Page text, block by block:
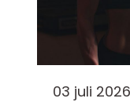
03 juli 2026